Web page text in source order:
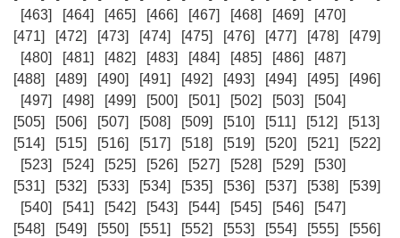
[463]
[464] [465] [466] [467] [468] [469]
[470]
[471]
[472] [473] [474] [475] [476] [477] [478]
[479]
[480]
[481] [482] [483] [484] [485] [486]
[487]
[488]
[489] [490] [491] [492] [493] [494] [495]
[496]
[497]
[498] [499] [500] [501] [502] [503]
[504]
[505]
[506] [507] [508] [509] [510] [511] [512]
[513]
[514]
[515] [516] [517] [518] [519] [520] [521]
[522]
[523]
[524] [525] [526] [527] [528] [529]
[530]
[531]
[532] [533] [534] [535] [536] [537] [538]
[539]
[540]
[541] [542] [543] [544] [545] [546]
[547]
[548]
[549] [550] [551] [552] [553] [554] [555]
[556]